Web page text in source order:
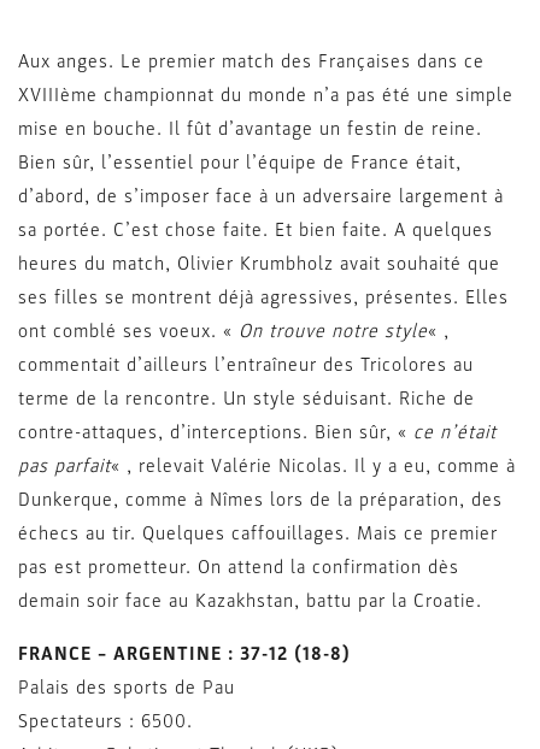
Aux anges. Le premier match des Françaises dans ce
XVIIIème championnat du monde n’a pas été une simple
mise en bouche. Il fût d’avantage un festin de reine.
Bien sûr, l’essentiel pour l’équipe de France était,
d’abord, de s’imposer face à un adversaire largement à
sa portée. C’est chose faite. Et bien faite. A quelques
heures du match, Olivier Krumbholz avait souhaité que
ses filles se montrent déjà agressives, présentes. Elles
ont comblé ses voeux. « On trouve notre style« ,
commentait d’ailleurs l’entraîneur des Tricolores au
terme de la rencontre. Un style séduisant. Riche de
contre-attaques, d’interceptions. Bien sûr, « ce n’était
pas parfait« , relevait Valérie Nicolas. Il y a eu, comme à
Dunkerque, comme à Nîmes lors de la préparation, des
échecs au tir. Quelques caffouillages. Mais ce premier
pas est prometteur. On attend la confirmation dès
demain soir face au Kazakhstan, battu par la Croatie.
FRANCE – ARGENTINE : 37-12 (18-8)
Palais des sports de Pau
Spectateurs : 6500.